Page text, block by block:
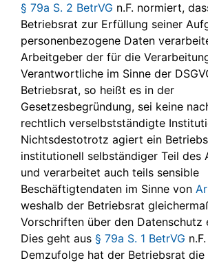
§ 79a S. 2 BetrVG n.F. normiert,
Betriebsrat zur Erfüllung seiner
personenbezogene Daten
Arbeitgeber der für die
Verantwortliche im Sinne der
Betriebsrat, so heißt es in der
Gesetzesbegründung, sei keine
rechtlich verselbstständigte
Nichtsdestotrotz agiert ein
institutionell selbständiger Teil des
und verarbeitet auch teils sensible
Beschäftigtendaten im Sinne von
weshalb der Betriebsrat
Vorschriften über den Datenschutz
Dies geht aus § 79a S. 1 BetrVG
Demzufolge hat der Betriebsrat